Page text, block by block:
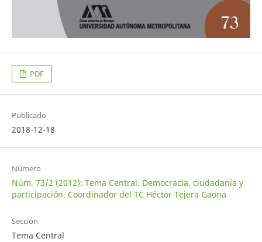
PDF
Publicado
2018-12-18
Número
Núm. 73/2 (2012): Tema Central: Democracia, ciudadanía y
participación. Coordinador del TC Héctor Tejera Gaona
Sección
Tema Central